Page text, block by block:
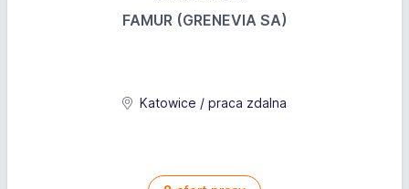
FAMUR (GRENEVIA SA)
Katowice / praca zdalna